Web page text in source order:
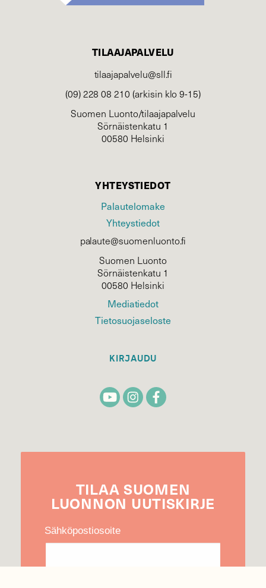
TILAAJAPALVELU
tilaajapalvelu@sll.fi
(09) 228 08 210 (arkisin klo 9-15)
Suomen Luonto/tilaajapalvelu
Sörnäistenkatu 1
00580 Helsinki
YHTEYSTIEDOT
Palautelomake
Yhteystiedot
palaute@suomenluonto.fi
Suomen Luonto
Sörnäistenkatu 1
00580 Helsinki
Mediatiedot
Tietosuojaseloste
KIRJAUDU
TILAA SUOMEN
LUONNON UUTIS­KIRJE
Sähköpostiosoite